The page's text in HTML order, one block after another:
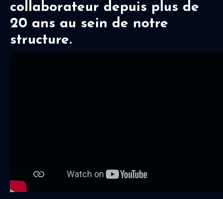
collaborateur depuis plus de
20 ans au sein de notre
structure.